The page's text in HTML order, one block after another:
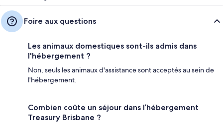
Foire aux questions
Les animaux domestiques sont-ils admis dans
l'hébergement ?
Non, seuls les animaux d'assistance sont acceptés au sein de
l'hébergement.
Combien coûte un séjour dans l’hébergement
Treasury Brisbane ?